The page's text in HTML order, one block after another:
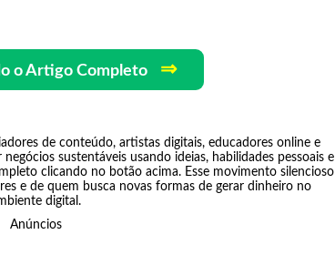
o Artigo Completo ⇒
de conteúdo, artistas digitais, educadores online e
sustentáveis usando ideias, habilidades pessoais e
clicando no botão acima. Esse movimento silencioso
e de quem busca novas formas de gerar dinheiro no
digital.
Anúncios